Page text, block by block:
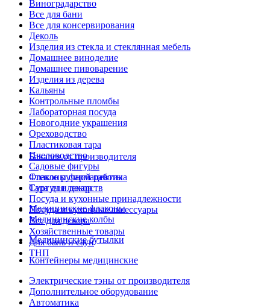
Виноградарство
Все для бани
Все для консервирования
Деколь
Изделия из стекла и стеклянная мебель
Домашнее виноделие
Домашнее пивоварение
Изделия из дерева
Кальяны
Контрольные пломбы
Лабораторная посуда
Новогодние украшения
Ореховодство
Пластиковая тара
Пчеловодство
Садовые фигуры
Стекло ручной работы
Сургуч и декор
Посуда и кухонные принадлежности
Посуда и кухонные аксессуары
Все для декора
Хозяйственные товары
Для бань и саун
ТНП
Бакалея от производителя
Флаконы фармацевтика
Тара для лекарств
Медицинские флаконы
Медицинские колбы
Медицинские бутылки
Контейнеры медицинские
Электрические тэны от производителя
Дополнительное оборудование
Автоматика